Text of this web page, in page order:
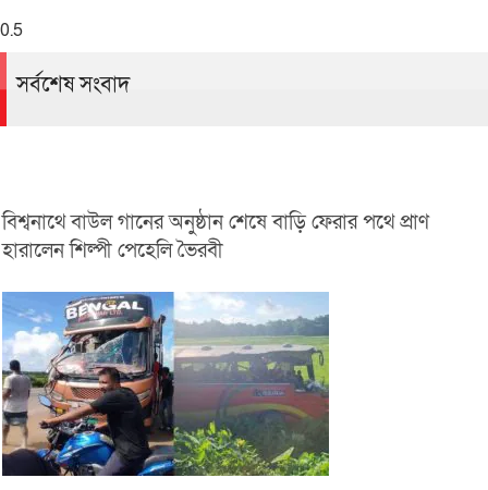
সর্বশেষ সংবাদ
বিশ্বনাথে বাউল গানের অনুষ্ঠান শেষে বাড়ি ফেরার পথে প্রাণ
হারালেন শিল্পী পেহেলি ভৈরবী